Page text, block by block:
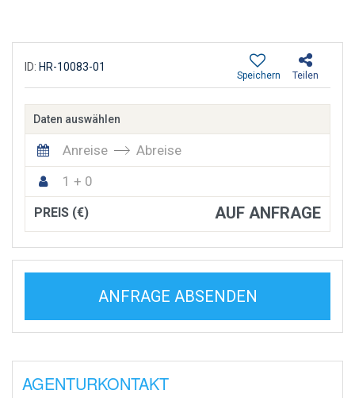
ID: HR-10083-01
Teilen
Speichern
Daten auswählen
Anreise
Abreise
1 + 0
PREIS (€) AUF ANFRAGE
ANFRAGE ABSENDEN
AGENTURKONTAKT